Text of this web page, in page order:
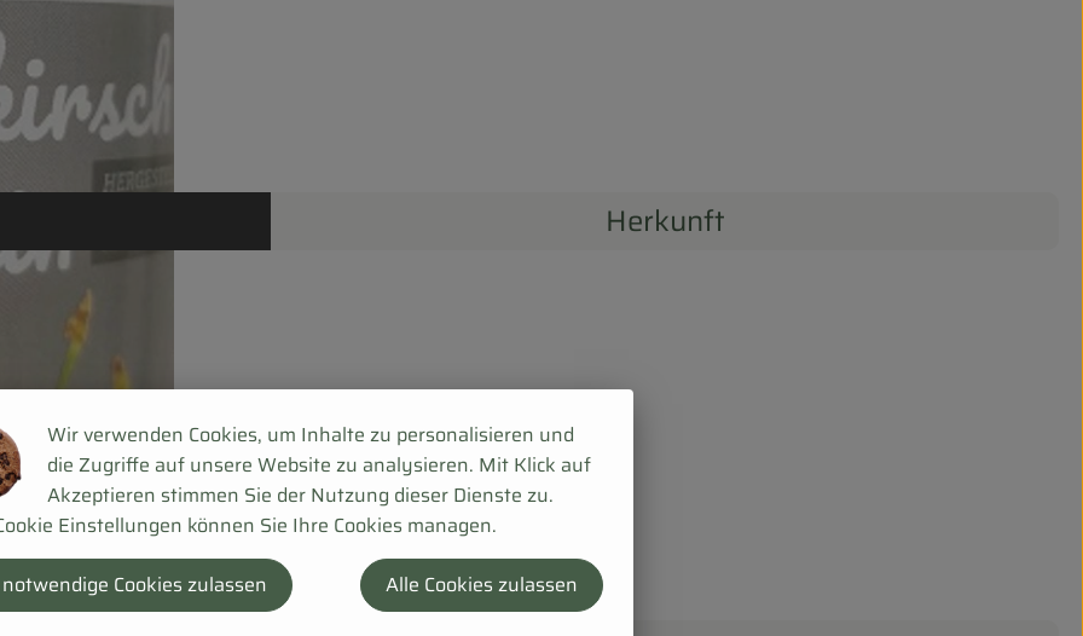
Herkunft
Wir verwenden Cookies, um Inhalte zu personalisieren und
die Zugriffe auf unsere Website zu analysieren. Mit Klick auf
Akzeptieren stimmen Sie der Nutzung dieser Dienste zu.
Einstellungen können Sie Ihre Cookies managen.
Cookies zulassen Alle Cookies zulassen